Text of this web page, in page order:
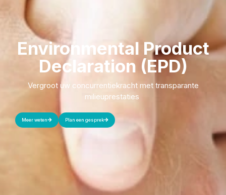
Environmental Product
Declaration (EPD)
Vergroot uw concurrentiekracht met transparante
milieuprestaties
Meer weten Plan een gesprek